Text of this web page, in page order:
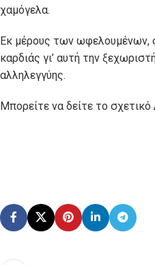
χαμόγελα.
Εκ μέρους των ωφελουμένων,
καρδιάς γι’ αυτή την
αλληλεγγύης.
Μπορείτε να δείτε το σχετικό